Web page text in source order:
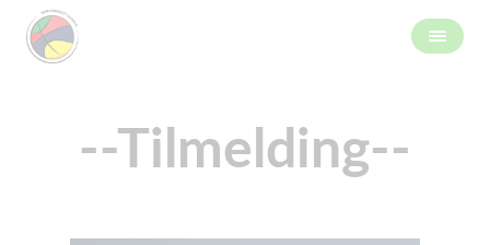
--Tilmelding--